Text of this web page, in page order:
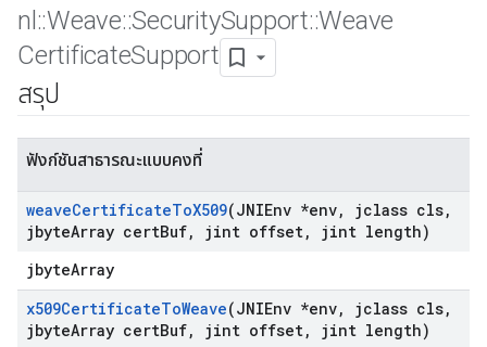
nl ::Weave::SecuritySupport::Weave
CertificateSupport
สรุป
ฟังก์ชันสาธารณะแบบคงที่
weaveCertificateToX509(JNIEnv *env, jclass cls,
jbyteArray certBuf, jint offset,
jint length)
jbyteArray
x509CertificateToWeave(JNIEnv *env, jclass cls,
jbyteArray certBuf, jint offset,
jint length)